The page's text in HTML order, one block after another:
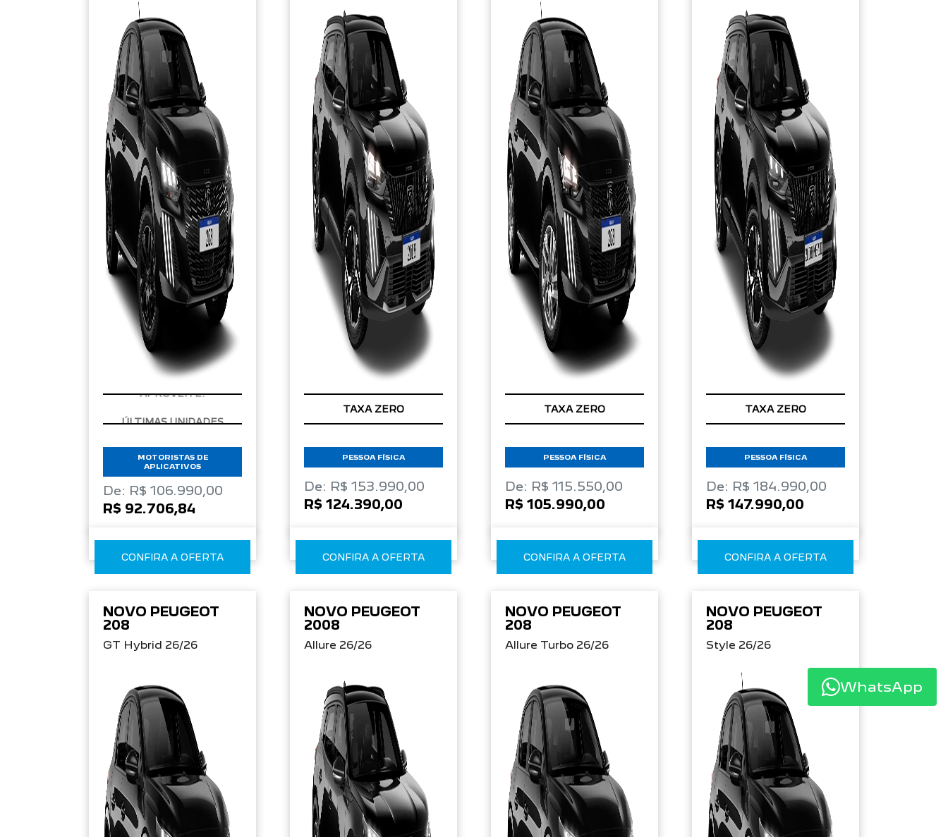
MOTORISTAS DE
APLICATIVOS
De: R$ 106.990,00
R$ 92.706,84
CONFIRA A OFERTA
TAXA ZERO
PESSOA FÍSICA
De: R$ 153.990,00
R$ 124.390,00
CONFIRA A OFERTA
TAXA ZERO
PESSOA FÍSICA
De: R$ 115.550,00
R$ 105.990,00
CONFIRA A OFERTA
TAXA ZERO
PESSOA FÍSICA
De: R$ 184.990,00
R$ 147.990,00
CONFIRA A OFERTA
NOVO PEUGEOT
208
GT Hybrid 26/26
NOVO PEUGEOT
2008
Allure 26/26
NOVO PEUGEOT
208
Allure Turbo 26/26
NOVO PEUGEOT
208
Style 26/26
WhatsApp